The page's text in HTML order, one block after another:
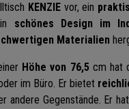
KENZIEvor, ein
schönes Design im
Materialien
Höhe von 76,5 cm hat
im Büro. Er bietet
andere Gegenstände. Er